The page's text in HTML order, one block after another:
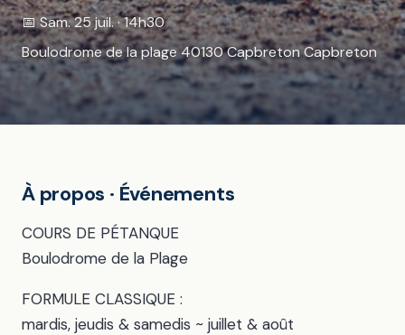
📅 Sam. 25 juil. · 14h30
Boulodrome de la plage 40130 Capbreton Capbreton
À propos · Événements
COURS DE PÉTANQUE
Boulodrome de la Plage
FORMULE CLASSIQUE :
mardis, jeudis & samedis ~ juillet & août